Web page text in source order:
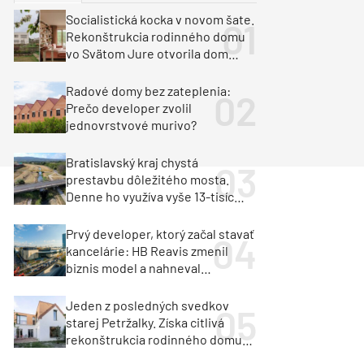
Klimatizácia a vetranie
Milan Murcka
Socialistická kocka v novom šate.
Rekonštrukcia rodinného domu
vo Svätom Jure otvorila dom
Radové domy bez zateplenia:
Prečo developer zvolil
jednovrstvové murivo?
Bratislavský kraj chystá
prestavbu dôležitého mosta.
Denne ho využíva vyše 13-tisíc
Prvý developer, ktorý začal stavať
kancelárie: HB Reavis zmenil
biznis model a nahneval
Jeden z posledných svedkov
starej Petržalky. Získa citlivá
rekonštrukcia rodinného domu